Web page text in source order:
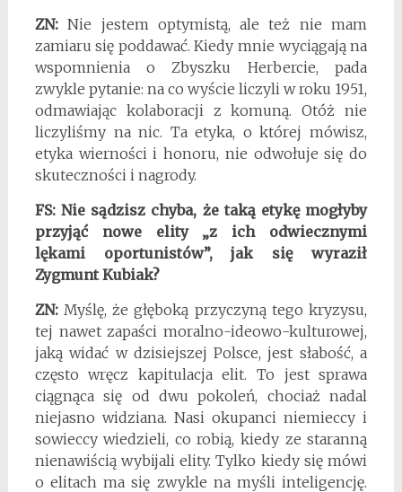
ZN:Nie jestem optymistą, ale też nie mam
zamiaru się poddawać. Kiedy mnie wyciągają na
wspomnienia o Zbyszku Herbercie, pada
zwykle pytanie: na co wyście liczyli w roku 1951,
odmawiając kolaboracji z komuną. Otóż nie
liczyliśmy na nic. Ta etyka, o której mówisz,
etyka wierności i honoru, nie odwołuje się do
skuteczności i nagrody.
FS: Nie sądzisz chyba, że taką etykę mogłyby
przyjąć nowe elity „z ich odwiecznymi
lękami oportunistów”, jak się wyraził
Zygmunt Kubiak?
ZN:Myślę, że głęboką przyczyną tego kryzysu,
tej nawet zapaści moralno-ideowo-kulturowej,
jaką widać w dzisiejszej Polsce, jest słabość, a
często wręcz kapitulacja elit. To jest sprawa
ciągnąca się od dwu pokoleń, chociaż nadal
niejasno widziana. Nasi okupanci niemieccy i
sowieccy wiedzieli, co robią, kiedy ze staranną
nienawiścią wybijali elity. Tylko kiedy się mówi
o elitach ma się zwykle na myśli inteligencję.